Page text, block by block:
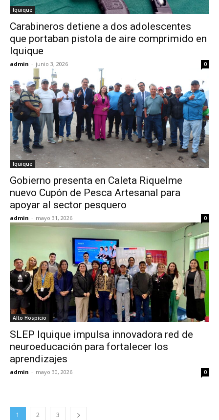
Iquique
Carabineros detiene a dos adolescentes
que portaban pistola de aire comprimido en
Iquique
admin - junio 3, 2026 0
Iquique
Gobierno presenta en Caleta Riquelme
nuevo Cupón de Pesca Artesanal para
apoyar al sector pesquero
admin - mayo 31, 2026 0
Alto Hospicio
SLEP Iquique impulsa innovadora red de
neuroeducación para fortalecer los
aprendizajes
admin - mayo 30, 2026 0
1 2 3